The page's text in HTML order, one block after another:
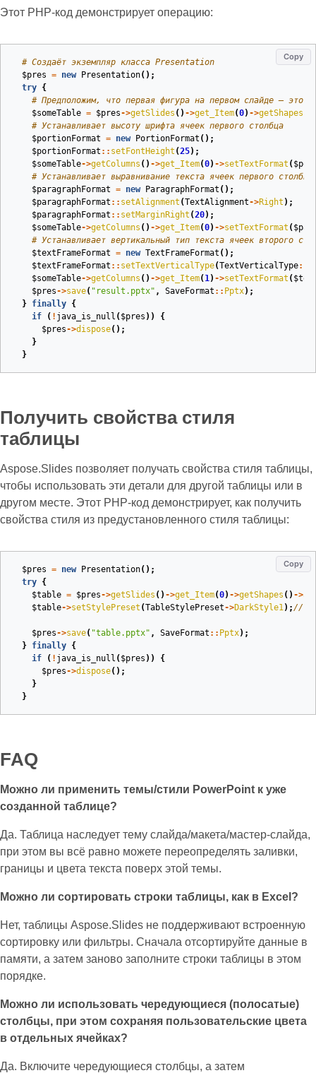
Этот PHP‑код демонстрирует операцию:
Copy
# Создаёт экземпляр класса Presentation
$pres = new Presentation();
try {
# Предположим, что первая фигура на первом слайде — это
$someTable = $pres->getSlides () ->get_Item(0) ->getShapes
# Устанавливает высоту шрифта ячеек первого столбца
$portionFormat = new PortionFormat ();
$portionFormat :: setFontHeight (25);
$someTable->getColumns () ->get_Item(0) ->setTextFormat (
# Устанавливает выравнивание текста ячеек первого
$paragraphFormat = new ParagraphFormat ();
$paragraphFormat :: setAlignment (TextAlignment->Right );
$paragraphFormat :: setMarginRight (20);
$someTable->getColumns () ->get_Item(0) ->setTextFormat (
# Устанавливает вертикальный тип текста ячеек второго
$textFrameFormat = new TextFrameFormat ();
$textFrameFormat :: setTextVerticalType(TextVerticalType::
$someTable->getColumns () ->get_Item( 1) ->setTextFormat (
$pres->save( "result.pptx" , SaveFormat :: Pptx);
} finally {
if
( ! java_is_null ( $pres ))
{
$pres->dispose();
}
}
Получить свойства стиля
таблицы
Aspose.Slides позволяет получать свойства стиля таблицы,
чтобы использовать эти детали для другой таблицы или в
другом месте. Этот PHP‑код демонстрирует, как получить
свойства стиля из предустановленного стиля таблицы:
Copy
$pres = new Presentation();
try {
$table = $pres->getSlides () ->get_Item(0) ->getShapes () ->
$table->setStylePreset (TableStylePreset->DarkStyle1);//
$pres->save( "table.pptx" , SaveFormat :: Pptx);
} finally {
if
( ! java_is_null ( $pres ))
{
$pres->dispose();
}
}
FAQ
Можно ли применить темы/стили PowerPoint к уже
созданной таблице?
Да. Таблица наследует тему слайда/макета/мастер‑слайда,
при этом вы всё равно можете переопределять заливки,
границы и цвета текста поверх этой темы.
Можно ли сортировать строки таблицы, как в Excel?
Нет, таблицы Aspose.Slides не поддерживают встроенную
сортировку или фильтры. Сначала отсортируйте данные в
памяти, а затем заново заполните строки таблицы в этом
порядке.
Можно ли использовать чередующиеся (полосатые)
столбцы, при этом сохраняя пользовательские цвета
в отдельных ячейках?
Да. Включите чередующиеся столбцы, а затем